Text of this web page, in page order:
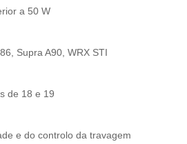
a 50 W
Supra A90, WRX STI
de 18 e 19
e do controlo da travagem